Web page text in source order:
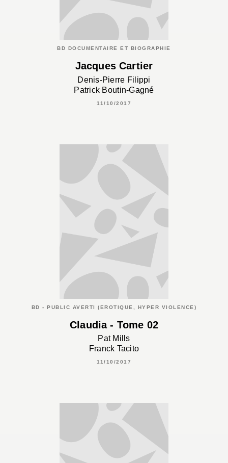
BD DOCUMENTAIRE ET BIOGRAPHIE
Jacques Cartier
Denis-Pierre Filippi
Patrick Boutin-Gagné
11/10/2017
BD - PUBLIC AVERTI (EROTIQUE, HYPER VIOLENCE)
Claudia - Tome 02
Pat Mills
Franck Tacito
11/10/2017